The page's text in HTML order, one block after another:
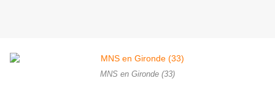
MNS en Gironde (33)